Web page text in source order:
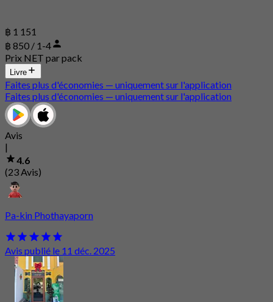
฿ 1 151
฿ 850 / 1-4
Prix NET par pack
Livre
Faites plus d'économies — uniquement sur l'application
Faites plus d'économies — uniquement sur l'application
Avis
|
4.6
(23 Avis)
Pa-kin Phothayaporn
Avis publié le 11 déc. 2025